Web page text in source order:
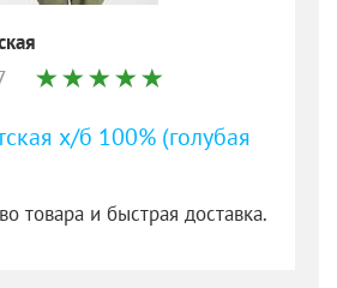
х/б 100% (голубая
товара и быстрая доставка.